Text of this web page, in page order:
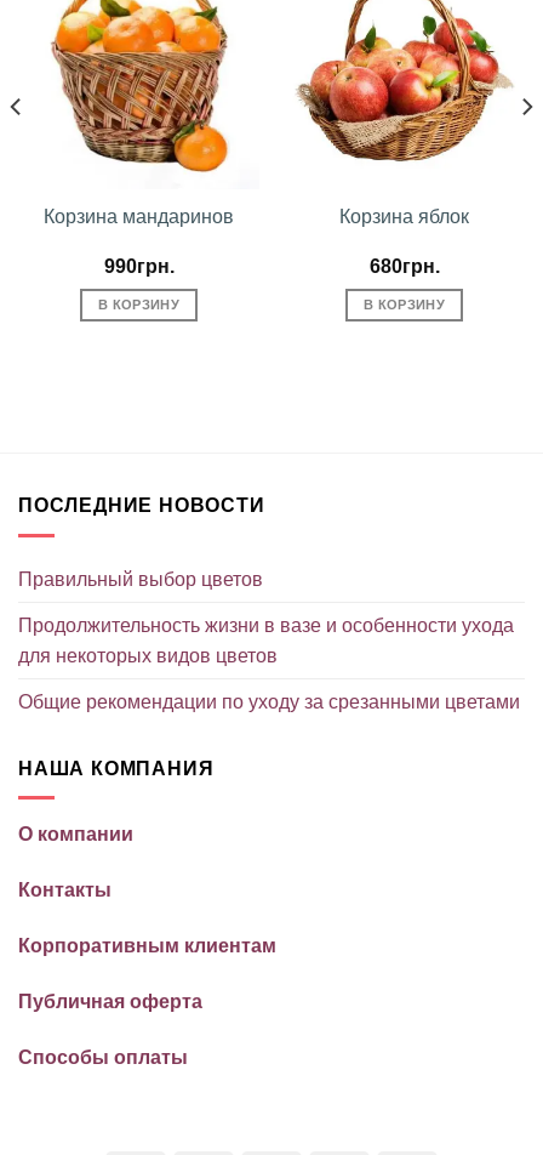
В
избранное
Корзина мандаринов
990грн.
В КОРЗИНУ
избранное
Корзина яблок
680грн.
В КОРЗИНУ
ПОСЛЕДНИЕ НОВОСТИ
Правильный выбор цветов
Продолжительность жизни в вазе и особенности ухода
для некоторых видов цветов
Общие рекомендации по уходу за срезанными цветами
НАША КОМПАНИЯ
О компании
Контакты
Корпоративным клиентам
Публичная оферта
Способы оплаты